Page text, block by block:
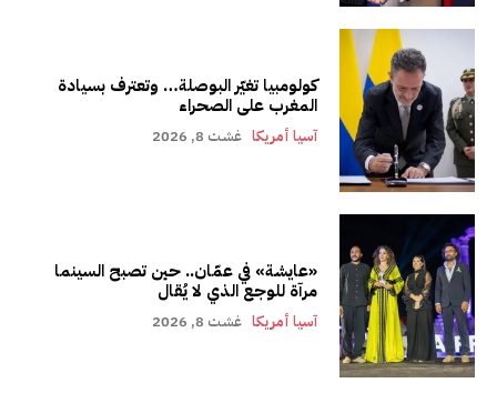
كولومبيا تغيّر البوصلة… وتعترف بسيادة
المغرب على الصحراء
آسيا أمريكا غشت 8, 2026
«عايشة» في عمّان.. حين تصبح السينما
مرآة للوجع الذي لا يُقال
آسيا أمريكا غشت 8, 2026